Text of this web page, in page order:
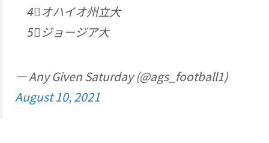
4⃣オハイオ州立大
5⃣ジョージア大
— Any Given Saturday (@ags_football1)
August 10, 2021